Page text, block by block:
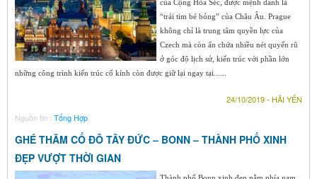
của Cộng Hòa Séc, được mệnh danh là
“trái tim bé bỏng” của Châu Âu. Prague
không chỉ là trung tâm quyền lực của
Czech mà còn ẩn chứa nhiều nét quyến rũ
ở góc độ lịch sử, kiến trúc với phần lớn
những công trình kiến trúc cổ kính còn được giữ lại ngay tại......
24/10/2019 - HẢI YẾN
Nguồn tin : Tổng Hợp
GHÉ THĂM CỐ ĐÔ TÂY ĐỨC – BONN – THÀNH PHỐ XINH
ĐẸP VƯỢT THỜI GIAN